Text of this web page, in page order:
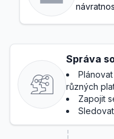
Správa
různých
Zapojit